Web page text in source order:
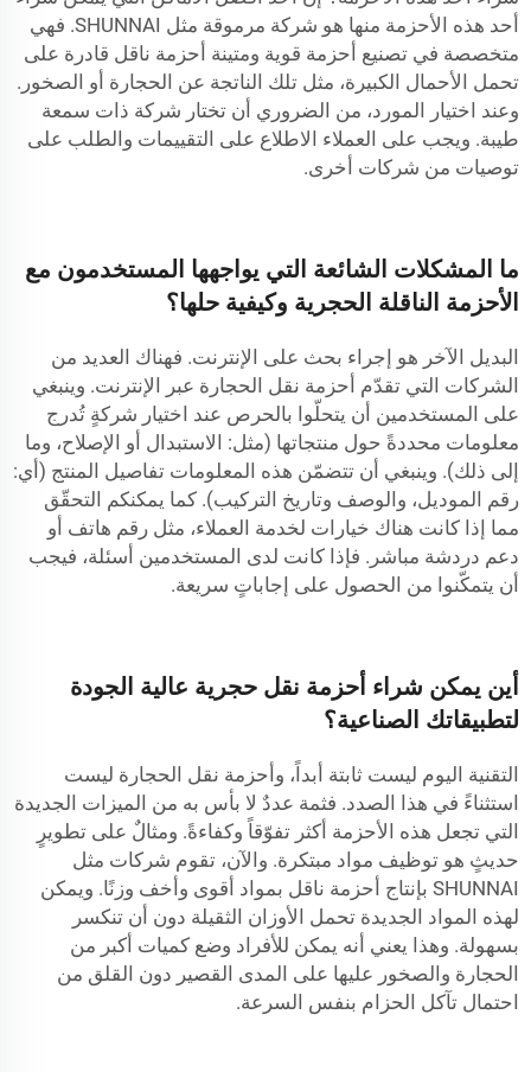
أحد هذه الأحزمة منها هو شركة مرموقة مثل SHUNNAI. فهي
متخصصة في تصنيع أحزمة قوية ومتينة أحزمة ناقل قادرة على
تحمل الأحمال الكبيرة، مثل تلك الناتجة عن الحجارة أو الصخور.
وعند اختيار المورد، من الضروري أن تختار شركة ذات سمعة
طيبة. ويجب على العملاء الاطلاع على التقييمات والطلب على
توصيات من شركات أخرى.
ما المشكلات الشائعة التي يواجهها المستخدمون مع
الأحزمة الناقلة الحجرية وكيفية حلها؟
البديل الآخر هو إجراء بحث على الإنترنت. فهناك العديد من
الشركات التي تقدّم أحزمة نقل الحجارة عبر الإنترنت. وينبغي
على المستخدمين أن يتحلّوا بالحرص عند اختيار شركةٍ تُدرج
معلومات محددةً حول منتجاتها (مثل: الاستبدال أو الإصلاح، وما
إلى ذلك). وينبغي أن تتضمّن هذه المعلومات تفاصيل المنتج (أي:
رقم الموديل، والوصف وتاريخ التركيب). كما يمكنكم التحقّق
مما إذا كانت هناك خيارات لخدمة العملاء، مثل رقم هاتف أو
دعم دردشة مباشر. فإذا كانت لدى المستخدمين أسئلة، فيجب
أن يتمكّنوا من الحصول على إجاباتٍ سريعة.
أين يمكن شراء أحزمة نقل حجرية عالية الجودة
لتطبيقاتك الصناعية؟
التقنية اليوم ليست ثابتة أبداً، وأحزمة نقل الحجارة ليست
استثناءً في هذا الصدد. فثمة عددٌ لا بأس به من الميزات الجديدة
التي تجعل هذه الأحزمة أكثر تفوّقاً وكفاءةً. ومثالٌ على تطويرٍ
حديثٍ هو توظيف مواد مبتكرة. والآن، تقوم شركات مثل
SHUNNAI بإنتاج
أحزمة ناقل بمواد أقوى وأخف وزنًا. ويمكن
لهذه المواد الجديدة تحمل الأوزان الثقيلة دون أن تنكسر
بسهولة. وهذا يعني أنه يمكن للأفراد وضع كميات أكبر من
الحجارة والصخور عليها على المدى القصير دون القلق من
احتمال تآكل الحزام بنفس السرعة.